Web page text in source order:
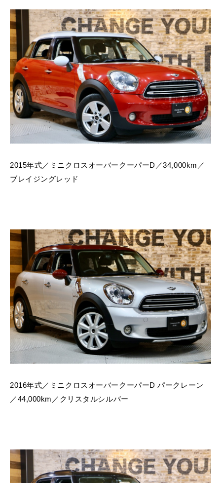
2015年式／ミニクロスオーバークーパーD／34,000km／
ブレイジングレッド
2016年式／ミニクロスオーバークーパーD パークレーン
／44,000km／クリスタルシルバー